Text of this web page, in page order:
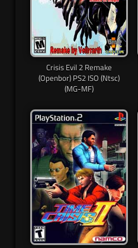
Crisis Evil 2 Remake
(Openbor) PS2 ISO (Ntsc)
(MG-MF)